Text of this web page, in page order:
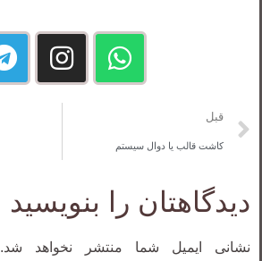
قبل
کاشت قالب یا دوال سیستم
دیدگاهتان را بنویسید
نشانی ایمیل شما منتشر نخواهد شد.